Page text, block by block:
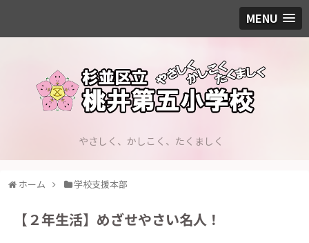
MENU
やさしく、かしこく、たくましく
ホーム 学校支援本部
【２年生活】めざせやさい名人！